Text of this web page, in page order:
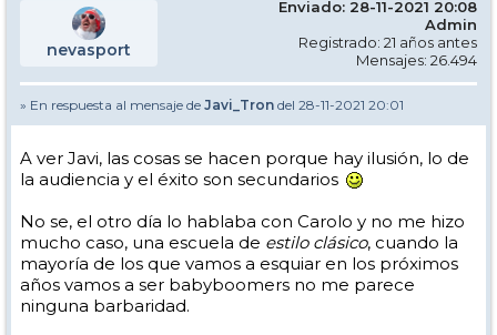
nevasport
Enviado: 28-11-2021 20:08
Admin
Registrado: 21 años antes
Mensajes: 26.494
» En respuesta al mensaje de Javi_Tron del 28-11-2021 20:01
A ver Javi, las cosas se hacen porque hay ilusión, lo de
la audiencia y el éxito son secundarios
No se, el otro día lo hablaba con Carolo y no me hizo
mucho caso, una escuela de estilo clásico, cuando la
mayoría de los que vamos a esquiar en los próximos
años vamos a ser babyboomers no me parece
ninguna barbaridad.